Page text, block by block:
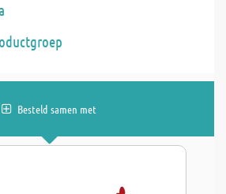
Besteld samen met